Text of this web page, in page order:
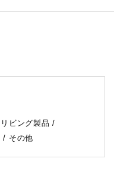
リビング製品
その他